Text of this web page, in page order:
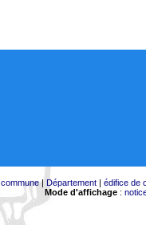
commune| Département| édifice de
Mode d'affichage: